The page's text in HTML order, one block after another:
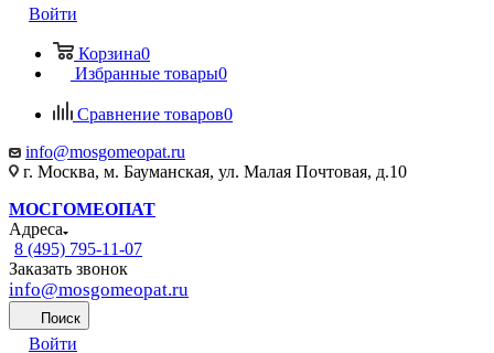
Войти
Корзина0
Избранные товары0
Сравнение товаров0
info@mosgomeopat.ru
г. Москва, м. Бауманская, ул. Малая Почтовая, д.10
МОСГОМЕОПАТ
Адреса
8 (495) 795-11-07
Заказать звонок
info@mosgomeopat.ru
Поиск
Войти